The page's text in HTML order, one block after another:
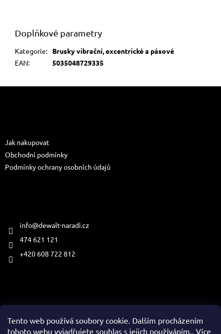
Tento web používá soubory cookie. Dalším procházením
tohoto webu vyjadřujete souhlas s jejich používáním.. Více
Doplňkové parametry
Kategorie:
Brusky vibrační, excentrické a pásové
EAN: 5035048729335
Jak nakupovat
Obchodní podmínky
Podmínky ochrany osobních údajů
info@dewalt-naradi.cz
474 621 121
+420 608 722 812